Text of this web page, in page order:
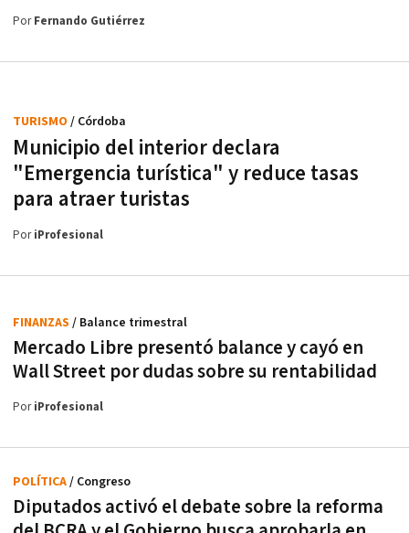
PorFernando Gutiérrez
Municipio del interior declara
"Emergencia turística" y reduce tasas
para atraer turistas
TURISMO / Córdoba
PoriProfesional
Mercado Libre presentó balance y cayó en
Wall Street por dudas sobre su rentabilidad
FINANZAS / Balance trimestral
PoriProfesional
Diputados activó el debate sobre la reforma
POLÍTICA/ Congreso